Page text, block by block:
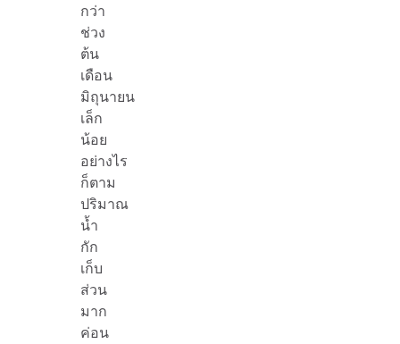
กว่า
ช่วง
ต้น
เดือน
มิถุนายน
เล็ก
น้อย
อย่างไร
ก็ตาม
ปริมาณ
น้ำ
กัก
เก็บ
ส่วน
มาก
ค่อน